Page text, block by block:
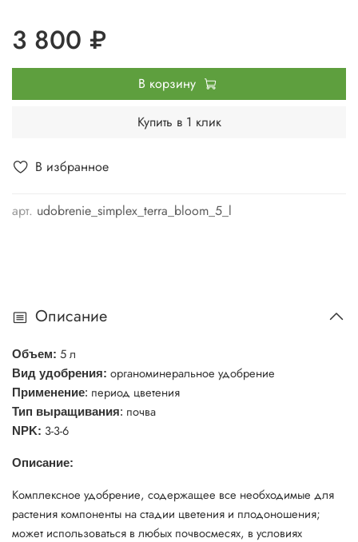
В избранное
арт. udobrenie_simplex_terra_bloom_5_l
3 800 ₽
В корзину
Купить в 1 клик
Описание
Объем: 5 л
Вид удобрения: органоминеральное удобрение
Применение: период цветения
Тип выращивания: почва
NPK: 3-3-6
Описание:
Комплексное удобрение, содержащее все необходимые для
растения компоненты на стадии цветения и плодоношения;
может использоваться в любых почвосмесях, в условиях